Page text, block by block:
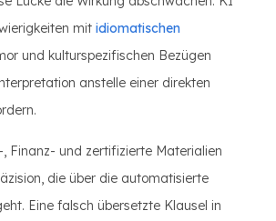
mit idiomatischen
und kulturspezifischen Bezügen
anstelle einer direkten
, Finanz- und zertifizierte Materialien
die über die automatisierte
Eine falsch übersetzte Klausel in